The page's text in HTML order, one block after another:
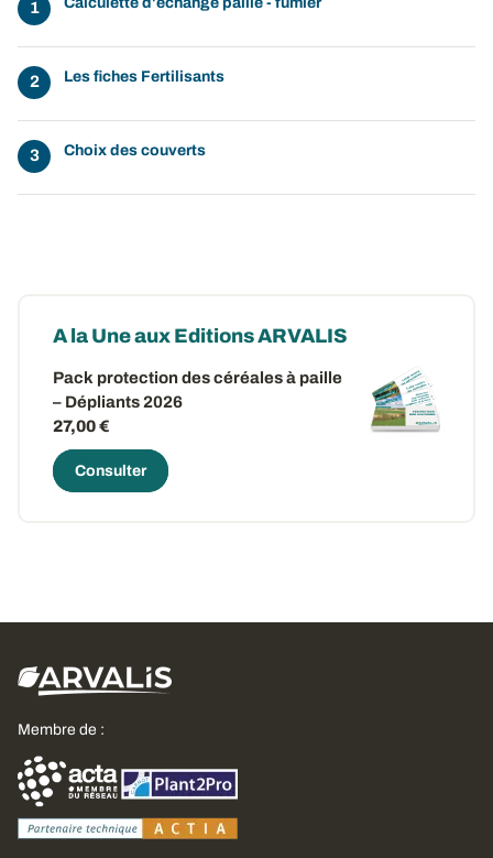
Les fiches Fertilisants
Choix des couverts
A la Une aux Editions ARVALIS
Pack protection des céréales à paille
– Dépliants 2026
27,00 €
Consulter
Membre de :